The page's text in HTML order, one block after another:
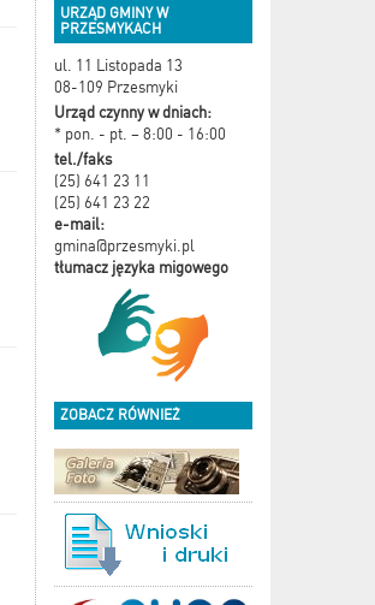
URZĄD GMINY W
PRZESMYKACH
ul. 11 Listopada 13
08-109 Przesmyki
Urząd czynny w dniach:
* pon. - pt. – 8:00 - 16:00
tel./faks
(25) 641 23 11
(25) 641 23 22
e-mail:
gmina@przesmyki.pl
tłumacz języka migowego
ZOBACZ RÓWNIEŻ